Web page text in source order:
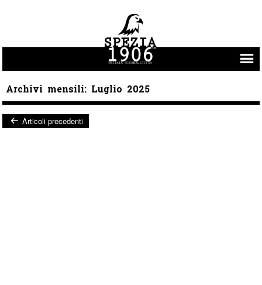
Archivi mensili: Luglio 2025
Articoli precedenti